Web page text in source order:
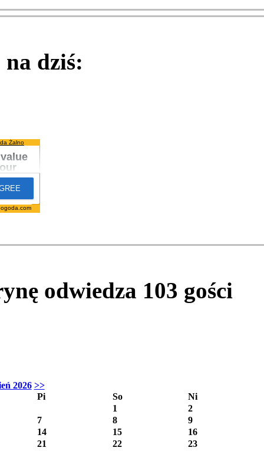
na dziś:
Żalno
odwiedza 103 gości
2026 >>
Pi
So
Ni
1
2
7
8
9
14
15
16
21
22
23